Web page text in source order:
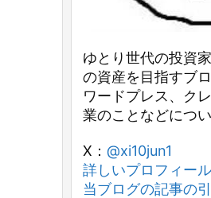
ゆとり世代の投資
の資産を目指すブ
ワードプレス、ク
業のことなどにつ
X： @xi10jun1
詳しいプロフィー
当ブログの記事の